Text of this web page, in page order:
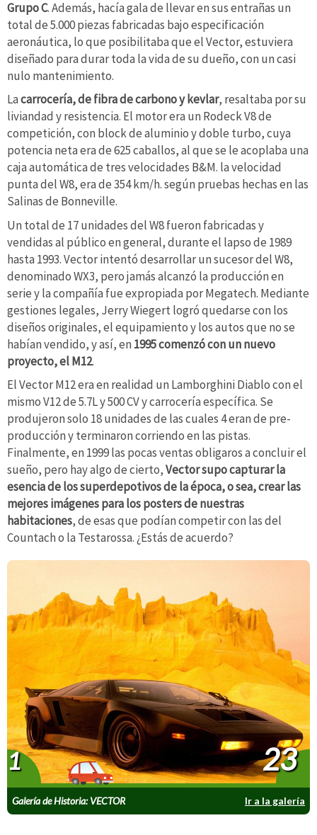
Grupo C. Además, hacía gala de llevar en sus entrañas un
total de 5.000 piezas fabricadas bajo especificación
aeronáutica, lo que posibilitaba que el Vector, estuviera
diseñado para durar toda la vida de su dueño, con un casi
nulo mantenimiento.
Lacarrocería, de fibra de carbono y kevlar, resaltaba por su
liviandad y resistencia. El motor era un Rodeck V8 de
competición, con block de aluminio y doble turbo, cuya
potencia neta era de 625 caballos, al que se le acoplaba una
caja automática de tres velocidades B&M. la velocidad
punta del W8, era de 354 km/h. según pruebas hechas en las
Salinas de Bonneville.
Un total de 17 unidades del W8 fueron fabricadas y
vendidas al público en general, durante el lapso de 1989
hasta 1993. Vector intentó desarrollar un sucesor del W8,
denominado WX3, pero jamás alcanzó la producción en
serie y la compañía fue expropiada por Megatech. Mediante
gestiones legales, Jerry Wiegert logró quedarse con los
diseños originales, el equipamiento y los autos que no se
habían vendido, y así, en 1995 comenzó con un nuevo
proyecto, el M12.
El Vector M12 era en realidad un Lamborghini Diablo con el
mismo V12 de 5.7L y 500 CV y carrocería específica. Se
produjeron solo 18 unidades de las cuales 4 eran de pre-
producción y terminaron corriendo en las pistas.
Finalmente, en 1999 las pocas ventas obligaros a concluir el
sueño, pero hay algo de cierto,Vector supo capturar la
esencia de los superdepotivos de la época, o sea, crear las
mejores imágenes para los posters de nuestras
habitaciones, de esas que podían competir con las del
Countach o la Testarossa. ¿Estás de acuerdo?
Galería de Historia: VECTOR Ir a la galería
1 23